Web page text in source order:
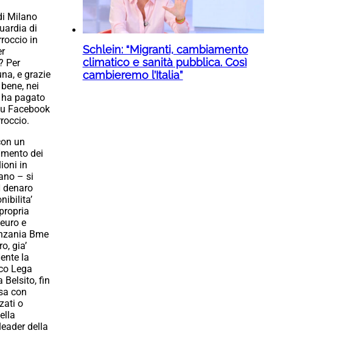
Milano
di
in
Per
e grazie
nei
pagato
Facebook
un
dei
in
– si
denaro
e
Bme
gia’
la
Lega
Belsito, fin
con
o
della
Schlein: “Migranti, cambiamento
climatico e sanità pubblica. Così
cambieremo l’Italia”